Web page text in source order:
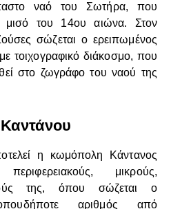
ναό του Σωτήρα, που
μισό του 14ου αιώνα. Στον
σώζεται ο ερειπωμένος
τοιχογραφικό διάκοσμο, που
στο ζωγράφο του ναού της
η κωμόπολη Κάντανος
μικρούς,
της, όπου σώζεται ο
αριθμός από